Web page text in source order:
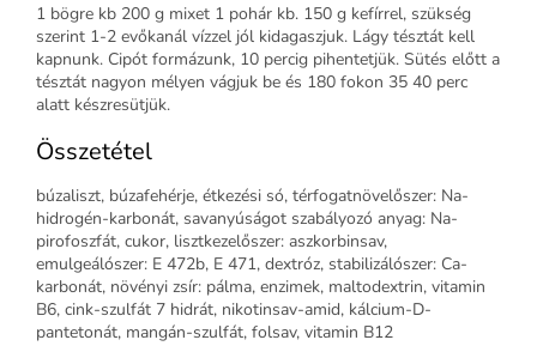
1 bögre kb 200 g mixet 1 pohár kb. 150 g kefírrel, szükség
szerint 1-2 evőkanál vízzel jól kidagaszjuk. Lágy tésztát kell
kapnunk. Cipót formázunk, 10 percig pihentetjük. Sütés előtt a
tésztát nagyon mélyen vágjuk be és 180 fokon 35 40 perc
alatt készresütjük.
Összetétel
búzaliszt, búzafehérje, étkezési só, térfogatnövelőszer: Na-
hidrogén-karbonát, savanyúságot szabályozó anyag: Na-
pirofoszfát, cukor, lisztkezelőszer: aszkorbinsav,
emulgeálószer: E 472b, E 471, dextróz, stabilizálószer: Ca-
karbonát, növényi zsír: pálma, enzimek, maltodextrin, vitamin
B6, cink-szulfát 7 hidrát, nikotinsav-amid, kálcium-D-
pantetonát, mangán-szulfát, folsav, vitamin B12